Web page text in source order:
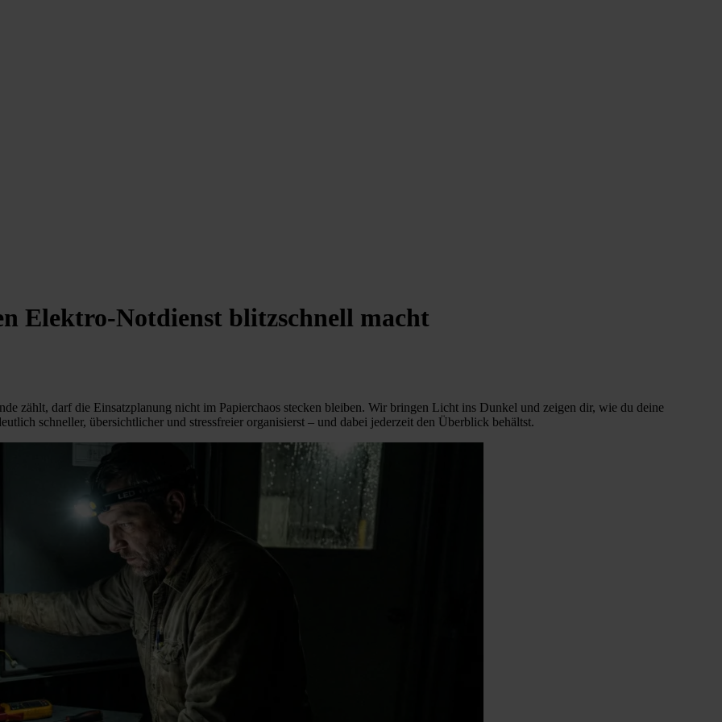
Elektro-Notdienst blitzschnell macht
zählt, darf die Einsatzplanung nicht im Papierchaos stecken bleiben. Wir bringen Licht ins Dunkel und zeigen dir, wie du deine
schneller, übersichtlicher und stressfreier organisierst – und dabei jederzeit den Überblick behältst.